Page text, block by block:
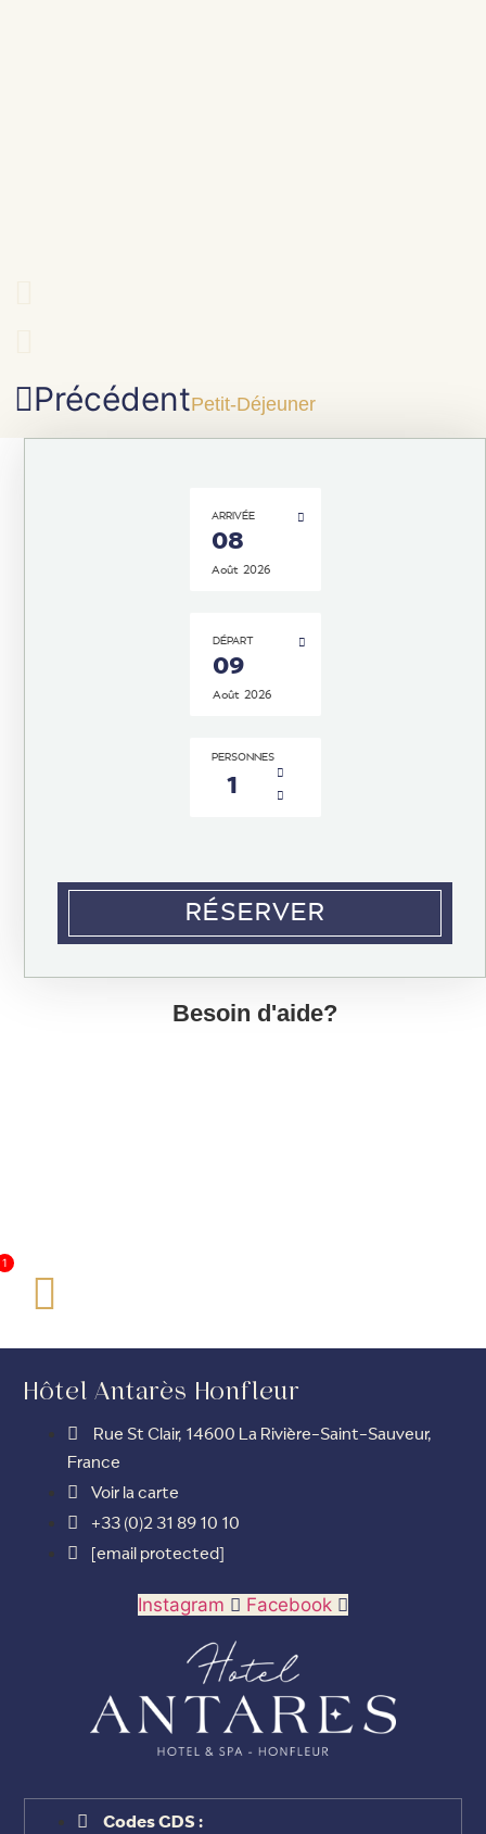
PrécédentPetit-Déjeuner
ARRIVÉE
08
Août 2026
DÉPART
09
Août 2026
PERSONNES
1
RÉSERVER
Besoin d'aide?
Hôtel Antarès Honfleur
Rue St Clair, 14600 La Rivière-Saint-Sauveur,
France
Voir la carte
+33 (0)2 31 89 10 10
[email protected]
Instagram Facebook
Codes GDS :